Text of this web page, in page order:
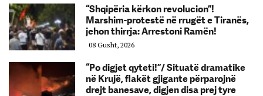
“Shqipëria kërkon revolucion”!
Marshim-protestë në rrugët e Tiranës,
jehon thirrja: Arrestoni Ramën!
08 Gusht, 2026
“Po digjet qyteti!”/ Situatë dramatike
në Krujë, flakët gjigante përparojnë
drejt banesave, digjen disa prej tyre